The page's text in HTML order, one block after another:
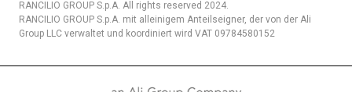
RANCILIO GROUP S.p.A. All rights reserved 2024.
RANCILIO GROUP S.p.A. mit alleinigem Anteilseigner, der von der Ali
Group LLC verwaltet und koordiniert wird VAT 09784580152